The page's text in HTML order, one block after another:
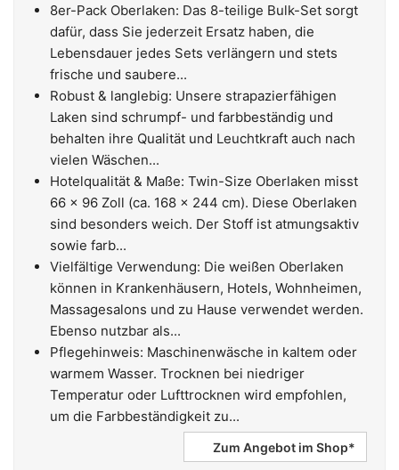
8er-Pack Oberlaken: Das 8-teilige Bulk-Set sorgt
dafür, dass Sie jederzeit Ersatz haben, die
Lebensdauer jedes Sets verlängern und stets
frische und saubere...
Robust & langlebig: Unsere strapazierfähigen
Laken sind schrumpf- und farbbeständig und
behalten ihre Qualität und Leuchtkraft auch nach
vielen Wäschen...
Hotelqualität & Maße: Twin-Size Oberlaken misst
66 x 96 Zoll (ca. 168 x 244 cm). Diese Oberlaken
sind besonders weich. Der Stoff ist atmungsaktiv
sowie farb...
Vielfältige Verwendung: Die weißen Oberlaken
können in Krankenhäusern, Hotels, Wohnheimen,
Massagesalons und zu Hause verwendet werden.
Ebenso nutzbar als...
Pflegehinweis: Maschinenwäsche in kaltem oder
warmem Wasser. Trocknen bei niedriger
Temperatur oder Lufttrocknen wird empfohlen,
um die Farbbeständigkeit zu...
Zum Angebot im Shop*